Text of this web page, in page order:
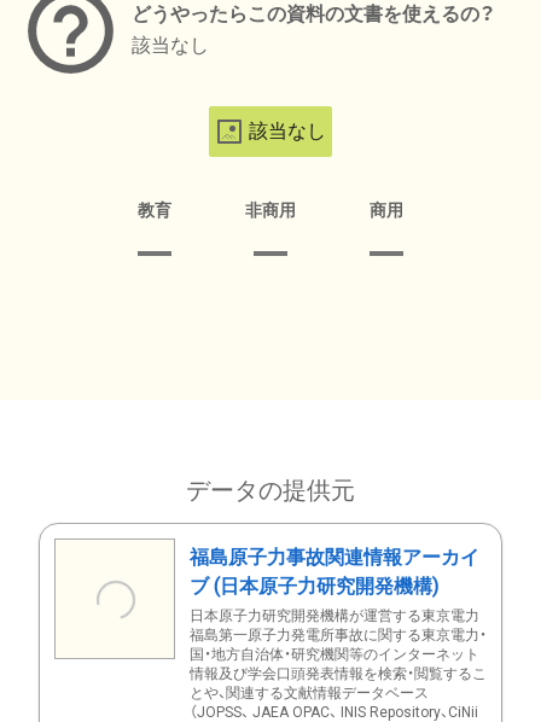
どうやったらこの資料の文書を使えるの？
該当なし
該当なし
教育 非商用 商用
データの提供元
福島原子力事故関連情報アーカイ
ブ (日本原子力研究開発機構)
日本原子力研究開発機構が運営する東京電力
福島第一原子力発電所事故に関する東京電力・
国・地方自治体・研究機関等のインターネット
情報及び学会口頭発表情報を検索・閲覧するこ
とや、関連する文献情報データベース
（JOPSS、 JAEA OPAC、 INIS Repository、CiNii